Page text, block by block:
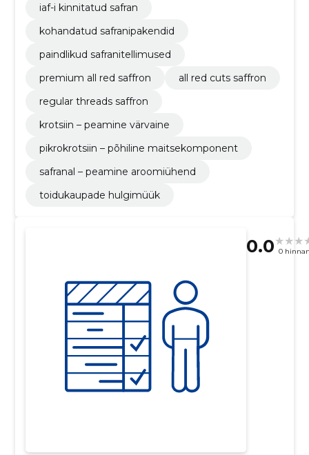
iaf-i kinnitatud safran
kohandatud safranipakendid
paindlikud safranitellimused
premium all red saffron
all red cuts saffron
regular threads saffron
krotsiin – peamine värvaine
pikrokrotsiin – põhiline maitsekomponent
safranal – peamine aroomiühend
toidukaupade hulgimüük
0.0 0